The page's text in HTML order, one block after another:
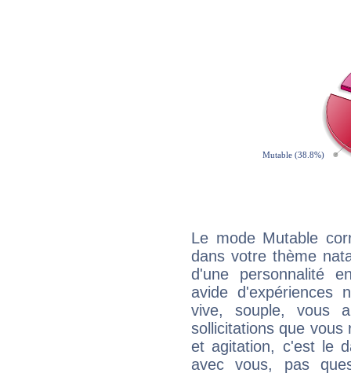
Le mode Mutable
dans votre thème
d'une personnalité
avide d'expériences
vive, souple, vous
sollicitations que vous
et agitation, c'est le
avec vous, pas